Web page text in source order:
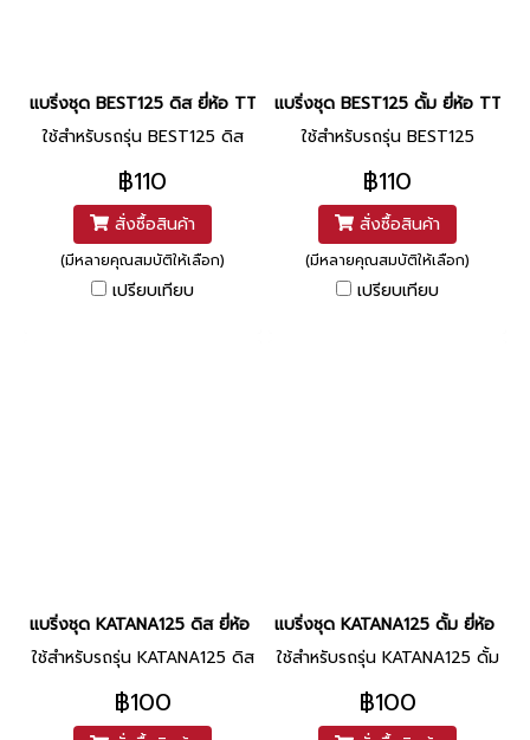
แบริ่งชุด BEST125 ดิส ยี่ห้อ TTW / NACHI
ใช้สำหรับรถรุ่น BEST125 ดิส
฿110
สั่งซื้อสินค้า
(มีหลายคุณสมบัติให้เลือก)
เปรียบเทียบ
แบริ่งชุด BEST125 ดั้ม ยี่ห้อ TTW
ใช้สำหรับรถรุ่น BEST125
฿110
สั่งซื้อสินค้า
(มีหลายคุณสมบัติให้เลือก)
เปรียบเทียบ
แบริ่งชุด KATANA125 ดิส ยี่ห้อ TTW / NACHI
ใช้สำหรับรถรุ่น KATANA125 ดิส
฿100
แบริ่งชุด KATANA125 ดั้ม ยี่ห้อ
ใช้สำหรับรถรุ่น KATANA125 ดั้ม
฿100